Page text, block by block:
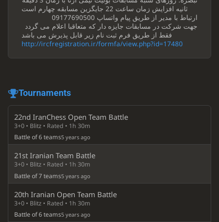
ثانیه افزایش زمان ساعت 22 جایگزین مسابقه چهارم است
ارتباط با مدیر از طریق پیام واتساپ 09177690500
جهت شرکت در مسابقات جایزه دار که متعاقبا اعلام می گردد
فقط از طریق فرم ثبت نام زیر قابل پذیرش می باشد
http://ircfregistration.ir/formfa/view.php?id=17480
Tournaments
22nd IranChess Open Team Battle
3+0 • Blitz • Rated • 1h 30m
Battle of 6 teams5 years ago
21st Iranian Team Battle
3+0 • Blitz • Rated • 1h 30m
Battle of 7 teams5 years ago
20th Iranian Open Team Battle
3+0 • Blitz • Rated • 1h 30m
Battle of 6 teams5 years ago